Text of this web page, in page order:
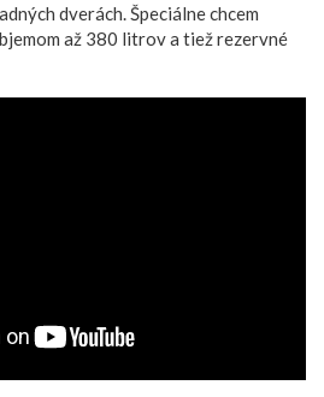
dverách. Špeciálne chcem
až 380 litrov a tiež rezervné